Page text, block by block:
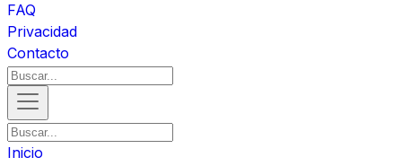
FAQ
Privacidad
Contacto
Inicio